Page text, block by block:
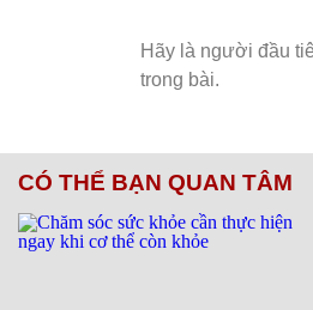
CÓ THỂ BẠN QUAN TÂM